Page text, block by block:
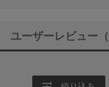
ユーザーレビュー